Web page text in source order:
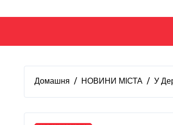
Домашня НОВИНИ МІСТА У